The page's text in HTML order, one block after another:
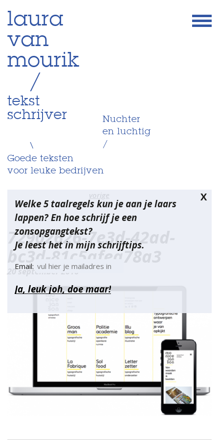
Skip
to
content
laura
van
mourik
/
tekst
schrijver
\
Nuchter
en luchtig
/
Goede teksten
voor leuke bedrijven
X
Welke 5 taalregels kun je aan je laars
lappen? En hoe schrijf je een
zonsopgangtekst?
Je leest het in mijn schrijftips.
Email:
Bericht
navigatie
vorige
72902626-7e3d-42ad-
bc3d-81c5afea78a3
20 september 2016